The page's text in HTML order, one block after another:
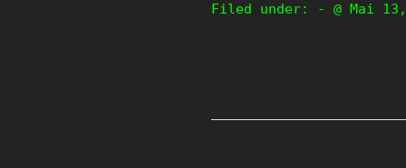
Filed under: - @ Mai